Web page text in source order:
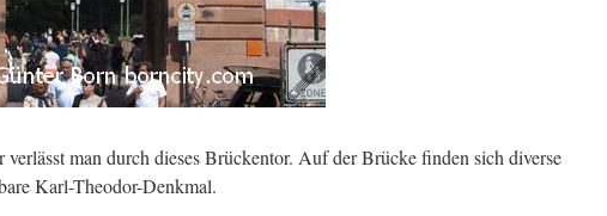
verlässt man durch dieses Brückentor. Auf der Brücke finden sich diverse
Karl-Theodor-Denkmal.